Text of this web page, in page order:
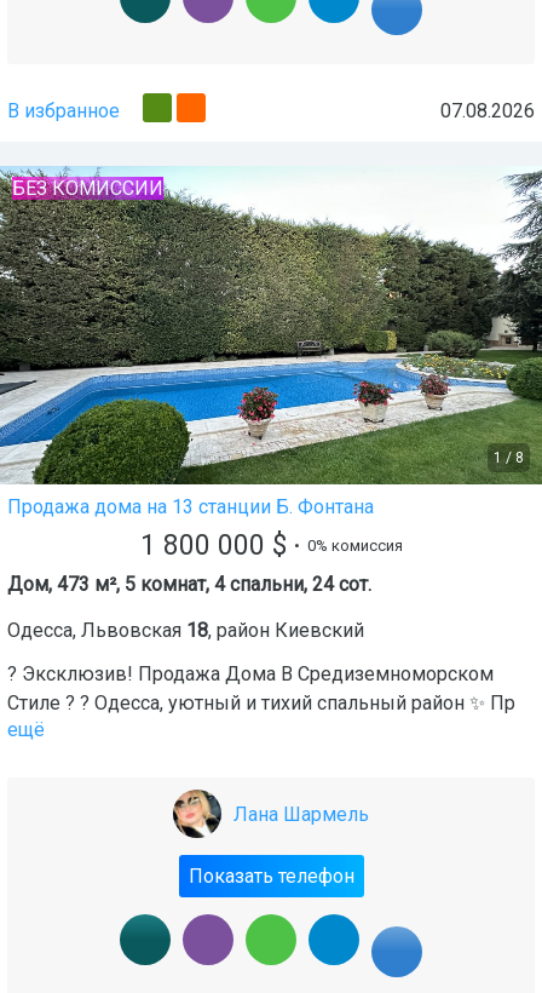
В избранное 07.08.2026
1/ 8
БЕЗ КОМИССИИ
Продажа дома на 13 станции Б. Фонтана
1 800 000 $ • 0% комиссия
Дом, 473 м², 5 комнат, 4 спальни, 24 сот.
Одесса, Львовская 18, район Киевский
? Эксклюзив! Продажа Дома В Средиземноморском
Стиле ? ? Одесса, уютный и тихий спальный район ✨ Пр
ещё
Лана Шармель
Показать телефон